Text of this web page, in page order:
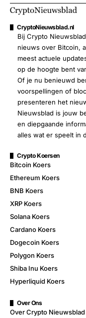
CryptoNieuwsblad.nl
Bij Crypto
nieuws over Bitcoin,
meest actuele
op de hoogte bent
Of je nu benieuwd
voorspellingen of
presenteren het
Nieuwsblad is jouw
en diepgaande
alles wat er speelt in
Crypto Koersen
Bitcoin Koers
Ethereum Koers
BNB Koers
XRP Koers
Solana Koers
Cardano Koers
Dogecoin Koers
Polygon Koers
Shiba Inu Koers
Hyperliquid Koers
Over Ons
Over Crypto Nieuwsblad